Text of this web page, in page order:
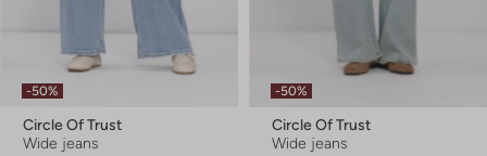
-50%
Circle Of Trust
Wide jeans
-50%
Circle Of Trust
Wide jeans